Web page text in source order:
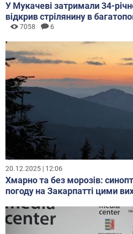
У Мукачеві затримали 34-
відкрив стрілянину в
7058 6
20.12.2025 | 12:06
Хмарно та без морозів:
погоду на Закарпатті цими